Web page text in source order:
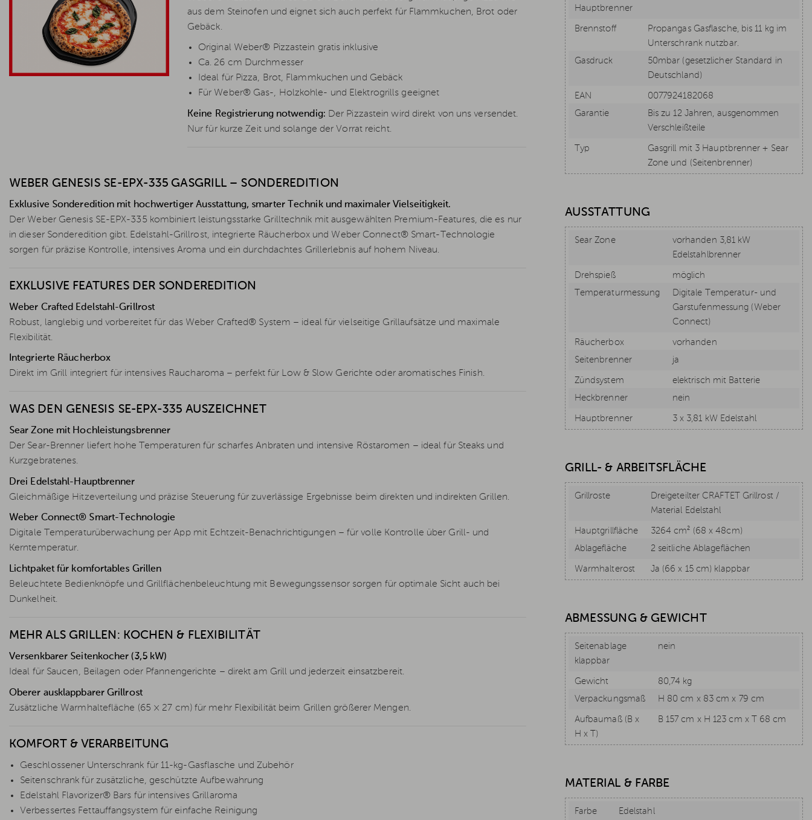
aus dem Steinofen und eignet sich auch perfekt für Flammkuchen, Brot oder
Gebäck.
Original Weber® Pizzastein gratis inklusive
Ca. 26 cm Durchmesser
Ideal für Pizza, Brot, Flammkuchen und Gebäck
Für Weber® Gas-, Holzkohle- und Elektrogrills geeignet
Keine Registrierung notwendig: Der Pizzastein wird direkt von uns versendet.
Nur für kurze Zeit und solange der Vorrat reicht.
WEBER GENESIS SE-EPX-335 GASGRILL – SONDEREDITION
Exklusive Sonderedition mit hochwertiger Ausstattung, smarter Technik und maximaler Vielseitigkeit.
Der Weber Genesis SE-EPX-335 kombiniert leistungsstarke Grilltechnik mit ausgewählten Premium-Features, die es nur
in dieser Sonderedition gibt. Edelstahl-Grillrost, integrierte Räucherbox und Weber Connect® Smart-Technologie
sorgen für präzise Kontrolle, intensives Aroma und ein durchdachtes Grillerlebnis auf hohem Niveau.
EXKLUSIVE FEATURES DER SONDEREDITION
Weber Crafted Edelstahl-Grillrost
Robust, langlebig und vorbereitet für das Weber Crafted® System – ideal für vielseitige Grillaufsätze und maximale
Flexibilität.
Integrierte Räucherbox
Direkt im Grill integriert für intensives Raucharoma – perfekt für Low & Slow Gerichte oder aromatisches Finish.
WAS DEN GENESIS SE-EPX-335 AUSZEICHNET
Sear Zone mit Hochleistungsbrenner
Der Sear-Brenner liefert hohe Temperaturen für scharfes Anbraten und intensive Röstaromen – ideal für Steaks und
Kurzgebratenes.
Drei Edelstahl-Hauptbrenner
Gleichmäßige Hitzeverteilung und präzise Steuerung für zuverlässige Ergebnisse beim direkten und indirekten Grillen.
Weber Connect® Smart-Technologie
Digitale Temperaturüberwachung per App mit Echtzeit-Benachrichtigungen – für volle Kontrolle über Grill- und
Kerntemperatur.
Lichtpaket für komfortables Grillen
Beleuchtete Bedienknöpfe und Grillflächenbeleuchtung mit Bewegungssensor sorgen für optimale Sicht auch bei
Dunkelheit.
MEHR ALS GRILLEN: KOCHEN & FLEXIBILITÄT
Versenkbarer Seitenkocher (3,5 kW)
Ideal für Saucen, Beilagen oder Pfannengerichte – direkt am Grill und jederzeit einsatzbereit.
Oberer ausklappbarer Grillrost
Zusätzliche Warmhaltefläche (65 × 27 cm) für mehr Flexibilität beim Grillen größerer Mengen.
KOMFORT & VERARBEITUNG
Geschlossener Unterschrank für 11-kg-Gasflasche und Zubehör
Seitenschrank für zusätzliche, geschützte Aufbewahrung
Edelstahl Flavorizer® Bars für intensives Grillaroma
Verbessertes Fettauffangsystem für einfache Reinigung
Hauptbrenner
Brennstoff
Propangas Gasflasche, bis 11 kg im
Unterschrank nutzbar.
Gasdruck
50mbar (gesetzlicher Standard in
Deutschland)
EAN
0077924182068
Garantie
Bis zu 12 Jahren, ausgenommen
Verschleißteile
Typ
Gasgrill mit 3 Hauptbrenner + Sear
Zone und (Seitenbrenner)
AUSSTATTUNG
Sear Zone
vorhanden 3,81 kW
Edelstahlbrenner
Drehspieß
möglich
Temperaturmessung
Digitale Temperatur- und
Garstufenmessung (Weber
Connect)
Räucherbox
vorhanden
Seitenbrenner
ja
Zündsystem
elektrisch mit Batterie
Heckbrenner
nein
Hauptbrenner 3 x 3,81 kW Edelstahl
GRILL- & ARBEITSFLÄCHE
Grillroste
Dreigeteilter CRAFTET Grillrost /
Material Edelstahl
Hauptgrillfläche
3264 cm² (68 x 48cm)
Ablagefläche
2 seitliche Ablageflächen
Warmhalterost Ja (66 x 15 cm) klappbar
ABMESSUNG & GEWICHT
Seitenablage
klappbar
nein
Gewicht
80,74 kg
Verpackungsmaß
H 80 cm x 83 cm x 79 cm
Aufbaumaß (B x
H x T)
B 157 cm x H 123 cm x T 68 cm
MATERIAL & FARBE
Farbe Edelstahl